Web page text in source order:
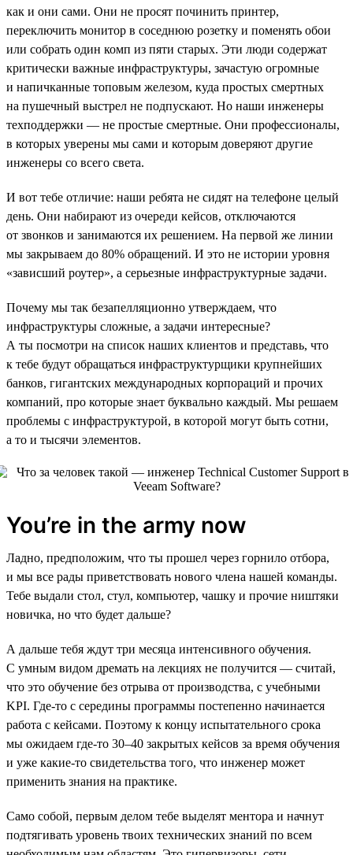
как и они сами. Они не просят починить принтер,
переключить монитор в соседнюю розетку и поменять обои
или собрать один комп из пяти старых. Эти люди содержат
критически важные инфраструктуры, зачастую огромные
и напичканные топовым железом, куда простых смертных
на пушечный выстрел не подпускают. Но наши инженеры
техподдержки — не простые смертные. Они профессионалы,
в которых уверены мы сами и которым доверяют другие
инженеры со всего света.
И вот тебе отличие: наши ребята не сидят на телефоне целый
день. Они набирают из очереди кейсов, отключаются
от звонков и занимаются их решением. На первой же линии
мы закрываем до 80% обращений. И это не истории уровня
«зависший роутер», а серьезные инфраструктурные задачи.
Почему мы так безапелляционно утверждаем, что
инфраструктуры сложные, а задачи интересные?
А ты посмотри на список наших клиентов и представь, что
к тебе будут обращаться инфраструктурщики крупнейших
банков, гигантских международных корпораций и прочих
компаний, про которые знает буквально каждый. Мы решаем
проблемы с инфраструктурой, в которой могут быть сотни,
а то и тысячи элементов.
You’re in the army now
Ладно, предположим, что ты прошел через горнило отбора,
и мы все рады приветствовать нового члена нашей команды.
Тебе выдали стол, стул, компьютер, чашку и прочие ништяки
новичка, но что будет дальше?
А дальше тебя ждут три месяца интенсивного обучения.
С умным видом дремать на лекциях не получится — считай,
что это обучение без отрыва от производства, с учебными
KPI. Где-то с середины программы постепенно начинается
работа с кейсами. Поэтому к концу испытательного срока
мы ожидаем где-то 30–40 закрытых кейсов за время обучения
и уже какие-то свидетельства того, что инженер может
применить знания на практике.
Само собой, первым делом тебе выделят ментора и начнут
подтягивать уровень твоих технических знаний по всем